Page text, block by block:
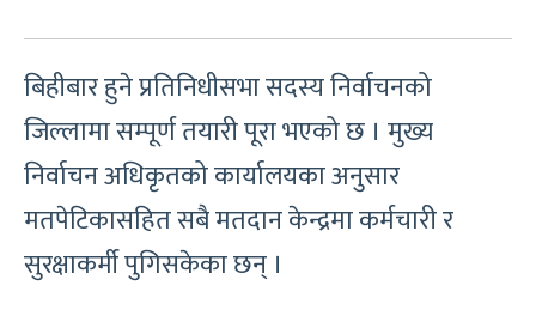
बिहीबार हुने प्रतिनिधीसभा सदस्य निर्वाचनको
जिल्लामा सम्पूर्ण तयारी पूरा भएको छ । मुख्य
निर्वाचन अधिकृतको कार्यालयका अनुसार
मतपेटिकासहित सबै मतदान केन्द्रमा कर्मचारी र
सुरक्षाकर्मी पुगिसकेका छन् ।